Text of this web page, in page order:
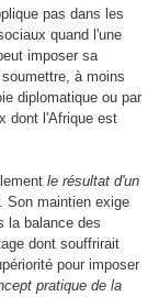
pas dans les
quand l'une
imposer sa
à moins
diplomatique ou par
dont l'Afrique est
le résultat d'un
. Son maintien exige
la balance des
dont souffrirait
pour imposer
pratique de la